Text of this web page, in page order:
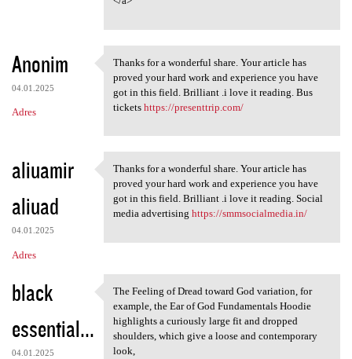
Anonim
04.01.2025
Adres
Thanks for a wonderful share.
Thanks for a wonderful share. Your article has
proved your hard work and experience you have
got in this field. Brilliant .i love it reading. Bus
tickets https://presenttrip.com/
aliuamir
aliuad
04.01.2025
Adres
Thanks for a wonderful share.
Thanks for a wonderful share. Your article has
proved your hard work and experience you have
got in this field. Brilliant .i love it reading. Social
media advertising https://smmsocialmedia.in/
black
essential...
04.01.2025
The Feeling of Dread toward
The Feeling of Dread toward God variation, for
example, the Ear of God Fundamentals Hoodie
highlights a curiously large fit and dropped
shoulders, which give a loose and contemporary
look,